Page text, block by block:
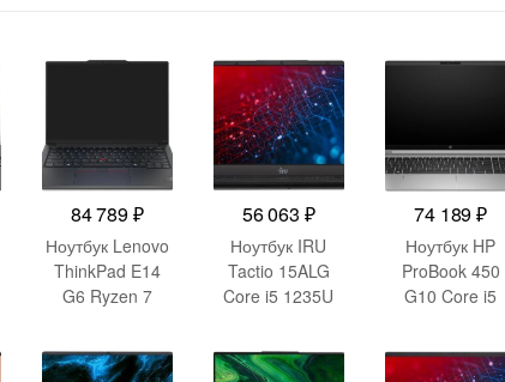
84 789₽
Ноутбук Lenovo
ThinkPad E14
G6 Ryzen 7
SSD512Gb AMD
Radeon 680M
56 063 ₽
Ноутбук IRU
Tactio 15ALG
Core i5 1235U
SSD512Gb Intel
Iris Xe graphics
74 189₽
Ноутбук HP
ProBook 450
G10 Core i5
SSD512Gb
Iris Xe